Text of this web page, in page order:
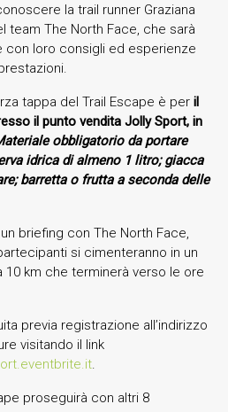
la trail runner Graziana
team The North Face, che sarà
loro consigli ed esperienze
tappa del Trail Escape è per il
il punto vendita Jolly Sport, in
obbligatorio da portare
idrica di almeno 1 litro; giacca
barretta o frutta a seconda delle
briefing con The North Face,
si cimenteranno in un
km che terminerà verso le ore
previa registrazione all’indirizzo
visitando il link
.
proseguirà con altri 8